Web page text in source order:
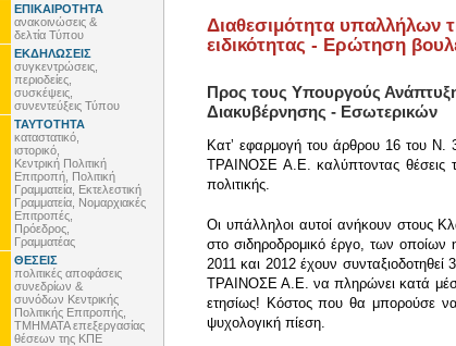
ΕΠΙΚΑΙΡΟΤΗΤΑ
ανακοινώσεις &
δελτία Τύπου
ΕΚΔΗΛΩΣΕΙΣ
συγκεντρώσεις,
περιοδείες,
συσκέψεις,
συνεντεύξεις Τύπου
ΤΑΥΤΟΤΗΤΑ
καταστατικό,
ιστορικό,
Κεντρική Πολιτική
Επιτροπή, Πολιτική
Γραμματεία, Εκτελεστική
Γραμματεία, Νομαρχιακές
Επιτροπές,
Πρόεδρος,
Γραμματέας
ΘΕΣΕΙΣ
πολιτικές αποφάσεις
συνεδρίων &
συνόδων Κεντρικής
Πολιτικής Επιτροπής,
ΤΜΗΜΑΤΑ επεξεργασίας
θέσεων της ΚΠΕ
Διαθεσιμότητα υπαλλήλων
ειδικότητας - Ερώτηση
Προς τους Υπουργούς
Διακυβέρνησης - Εσωτερικών
Κατʼ εφαρμογή του άρθρου 16 του Ν.
ΤΡΑΙΝΟΣΕ Α.Ε. καλύπτοντας θέσεις
πολιτικής.
Οι υπάλληλοι αυτοί ανήκουν στους
στο σιδηροδρομικό έργο, των οποίων
2011 και 2012 έχουν
ΤΡΑΙΝΟΣΕ Α.Ε. να πληρώνει κατά
ετησίως! Κόστος που θα μπορούσε να
ψυχολογική πίεση.